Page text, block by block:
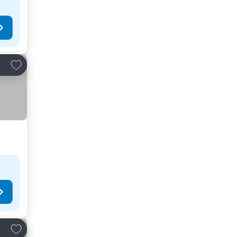
Legg til i favoritter
Legg til i favoritter